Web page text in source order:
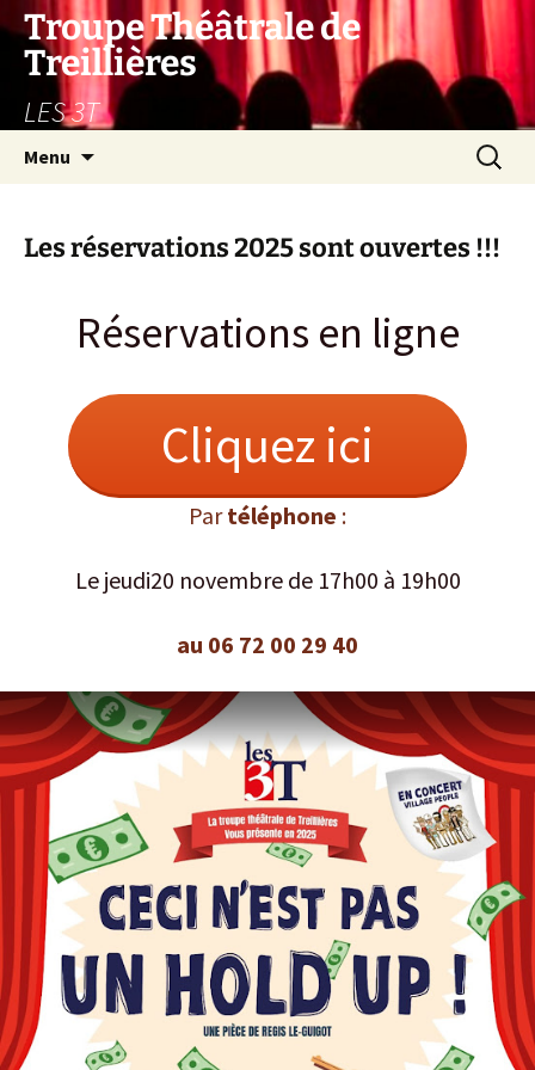
Aller
contenu
Troupe Théâtrale de
Treillières
LES 3T
Menu
Les réservations 2025 sont ouvertes !!!
Réservations en ligne
Cliquez ici
Partéléphone :
Le jeudi20 novembre de 17h00 à 19h00
au 06 72 00 29 40